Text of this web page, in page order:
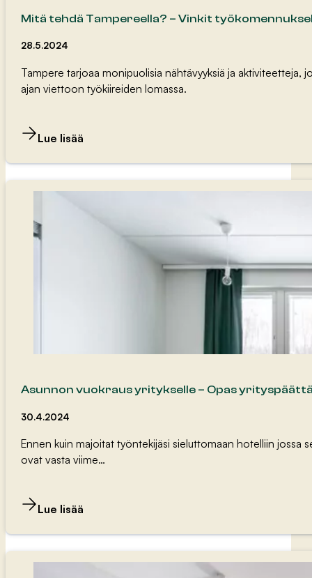
Mitä tehdä Tampereella? – Vinkit
28.5.2024
Tampere tarjoaa monipuolisia nähtävyyksiä ja aktiviteetteja,
ajan viettoon työkiireiden lomassa.
Lue lisää
Asunnon vuokraus yritykselle – Opas
30.4.2024
Ennen kuin majoitat työntekijäsi sieluttomaan hotelliin jossa
ovat vasta viime…
Lue lisää